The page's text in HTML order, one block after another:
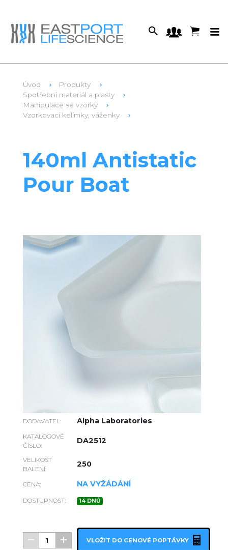
Úvod
Produkty
Spotřební materiál a plasty
Manipulace se vzorky
Vzorkovací kelímky, váženky
140ml Antistatic
Pour Boat
DODAVATEL: Alpha Laboratories
KATALOGOVÉ
ČÍSLO:
DA2512
VELIKOST
BALENÍ:
250
CENA: NA VYŽÁDÁNÍ
DOSTUPNOST: 14 DNŮ
VLOŽIT DO CENOVÉ POPTÁVKY